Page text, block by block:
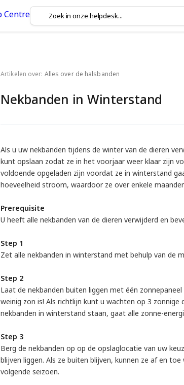
Artikelen over: Alles over de halsbanden
Nekbanden in Winterstand
Als u uw nekbanden tijdens de winter van de dieren
kunt opslaan zodat ze in het voorjaar weer klaar zijn
voldoende opgeladen zijn voordat ze in winterstand
hoeveelheid stroom, waardoor ze over enkele
Prerequisite
U heeft alle nekbanden van de dieren verwijderd en
Step 1
Zet alle nekbanden in winterstand met behulp van de
Step 2
Laat de nekbanden buiten liggen met één
weinig zon is! Als richtlijn kunt u wachten op 3
nekbanden in winterstand staan, gaat alle zonne-
Step 3
Berg de nekbanden op op de opslaglocatie van uw
blijven liggen. Als ze buiten blijven, kunnen ze af en
volgende seizoen.